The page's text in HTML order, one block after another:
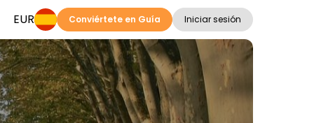
EUR Conviértete en Guía Iniciar sesión